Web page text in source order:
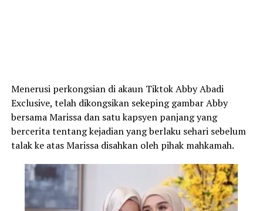
Menerusi perkongsian di akaun Tiktok Abby Abadi
Exclusive, telah dikongsikan sekeping gambar Abby
bersama Marissa dan satu kapsyen panjang yang
bercerita tentang kejadian yang berlaku sehari sebelum
talak ke atas Marissa disahkan oleh pihak mahkamah.